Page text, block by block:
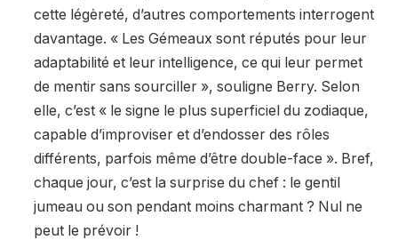
cette légèreté, d’autres comportements interrogent
davantage. « Les Gémeaux sont réputés pour leur
adaptabilité et leur intelligence, ce qui leur permet
de mentir sans sourciller », souligne Berry. Selon
elle, c’est « le signe le plus superficiel du zodiaque,
capable d’improviser et d’endosser des rôles
différents, parfois même d’être double-face ». Bref,
chaque jour, c’est la surprise du chef : le gentil
jumeau ou son pendant moins charmant ? Nul ne
peut le prévoir !